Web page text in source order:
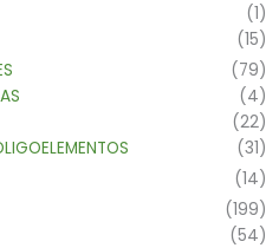
(1)
(15)
(79)
(4)
(22)
(31)
(14)
(199)
(54)